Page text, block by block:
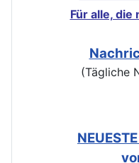
Für alle, die
(Tägliche